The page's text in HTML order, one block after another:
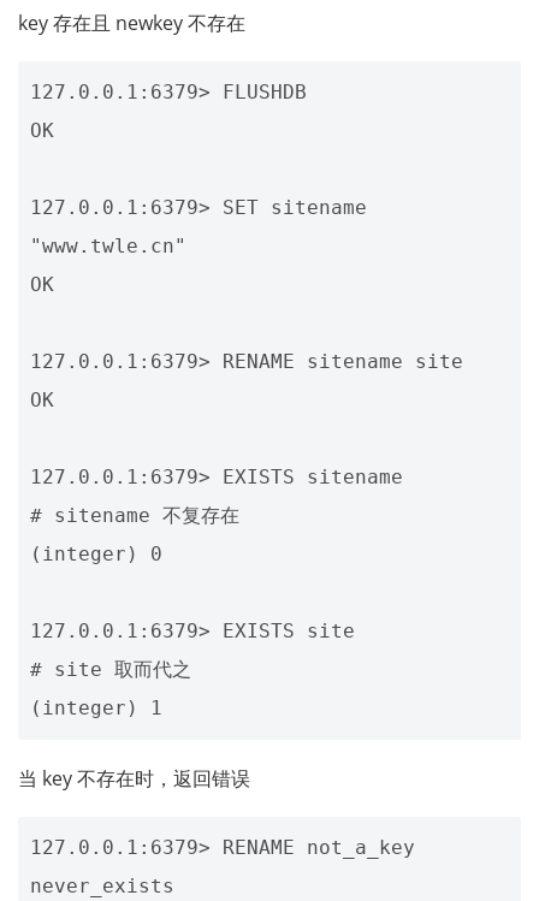
key 存在且 newkey 不存在
127.0.0.1:6379> FLUSHDB
OK
127.0.0.1:6379> SET sitename
"www.twle.cn"
OK
127.0.0.1:6379> RENAME sitename site
OK
127.0.0.1:6379> EXISTS sitename
# sitename 不复存在
(integer) 0
127.0.0.1:6379> EXISTS site
# site 取而代之
当 key 不存在时，返回错误
127.0.0.1:6379> RENAME not_a_key
never_exists